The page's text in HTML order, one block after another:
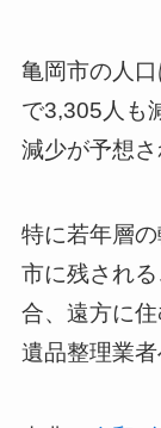
亀岡市の人
で3,305人も
減少が予想さ
特に若年層
市に残され
合、遠方に
遺品整理業者